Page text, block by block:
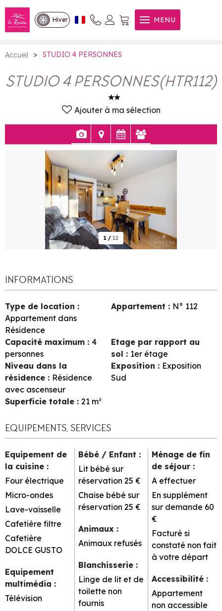
Hiver MENU
STUDIO 4 PERSONNES
Accueil > STUDIO 4 PERSONNES
STUDIO 4 PERSONNES(HTR112)
Ajouter à ma sélection
1 / 12
INFORMATIONS
Type de location :
Appartement dans
Résidence
Appartement : N° 112
Capacité maximum : 4
personnes
Etage par rapport au
sol : 1er étage
Niveau dans la
résidence : Résidence
avec ascenseur
Exposition : Exposition
Sud
Superficie totale : 21 m²
EQUIPEMENTS, SERVICES
Equipement de
la cuisine :
Four électrique
Micro-ondes
Lave-vaisselle
Cafetière filtre
Cafetière
DOLCE GUSTO
Equipement
multimédia :
Télévision
Bébé / Enfant :
Lit bébé sur
réservation 25 €
Chaise bébé sur
réservation 25 €
Animaux :
Animaux refusés
Blanchisserie :
Linge de lit et de
toilette non
fournis
Ménage de fin
de séjour :
A effectuer
En supplément
sur demande 60
€
Facturé si
constaté non fait
à votre départ
Accessibilité :
Appartement
non accessible